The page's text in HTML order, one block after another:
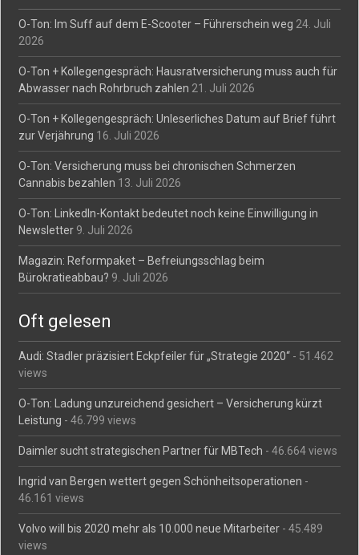
O-Ton: Im Suff auf dem E-Scooter – Führerschein weg 24. Juli
2026
O-Ton + Kollegengespräch: Hausratversicherung muss auch für
Abwasser nach Rohrbruch zahlen 21. Juli 2026
O-Ton + Kollegengespräch: Unleserliches Datum auf Brief führt
zur Verjährung 16. Juli 2026
O-Ton: Versicherung muss bei chronischen Schmerzen
Cannabis bezahlen 13. Juli 2026
O-Ton: LinkedIn-Kontakt bedeutet noch keine Einwilligung in
Newsletter 9. Juli 2026
Magazin: Reformpaket – Befreiungsschlag beim
Bürokratieabbau? 9. Juli 2026
Oft gelesen
Audi: Stadler präzisiert Eckpfeiler für „Strategie 2020“ - 51.462
views
O-Ton: Ladung unzureichend gesichert – Versicherung kürzt
Leistung - 46.799 views
Daimler sucht strategischen Partner für MBTech - 46.664 views
Ingrid van Bergen wettert gegen Schönheitsoperationen -
46.161 views
Volvo will bis 2020 mehr als 10.000 neue Mitarbeiter - 45.489
views